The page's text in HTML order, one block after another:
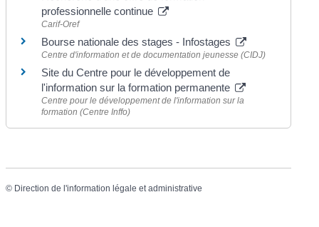
professionnelle continue
Carif-Oref
Bourse nationale des stages - Infostages
Centre d'information et de documentation jeunesse (CIDJ)
Site du Centre pour le développement de
l'information sur la formation permanente
Centre pour le développement de l'information sur la
formation (Centre Inffo)
© Direction de l'information légale et administrative